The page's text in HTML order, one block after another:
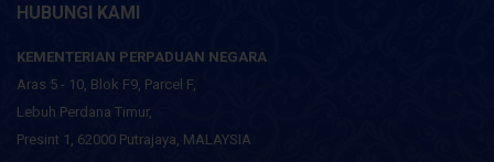
HUBUNGI KAMI
KEMENTERIAN PERPADUAN NEGARA
Aras 5 - 10, Blok F9, Parcel F,
Lebuh Perdana Timur,
Presint 1, 62000 Putrajaya, MALAYSIA